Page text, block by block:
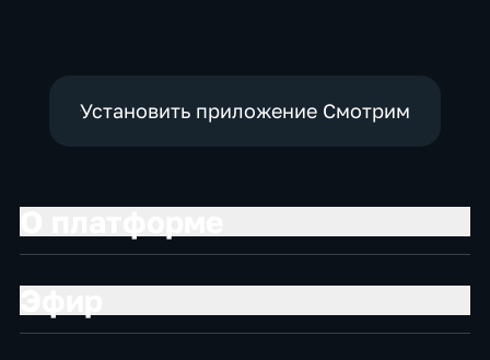
Установить приложение Смотрим